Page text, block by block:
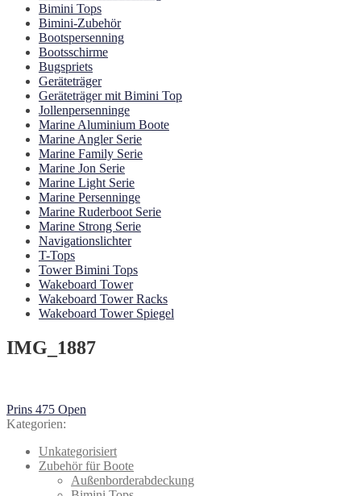
Bimini Tops
Bimini-Zubehör
Bootspersenning
Bootsschirme
Bugspriets
Geräteträger
Geräteträger mit Bimini Top
Jollenpersenninge
Marine Aluminium Boote
Marine Angler Serie
Marine Family Serie
Marine Jon Serie
Marine Light Serie
Marine Persenninge
Marine Ruderboot Serie
Marine Strong Serie
Navigationslichter
T-Tops
Tower Bimini Tops
Wakeboard Tower
Wakeboard Tower Racks
Wakeboard Tower Spiegel
IMG_1887
Beitragsnavigation
Vorheriger
Beitrag:
Prins 475 Open
Kategorien:
Unkategorisiert
Zubehör für Boote
Außenborderabdeckung